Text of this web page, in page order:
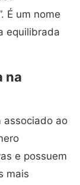
É um nome
equilibrada
na
associado ao
e possuem
mais